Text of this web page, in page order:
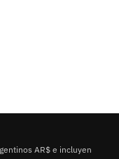
AR$ e incluyen